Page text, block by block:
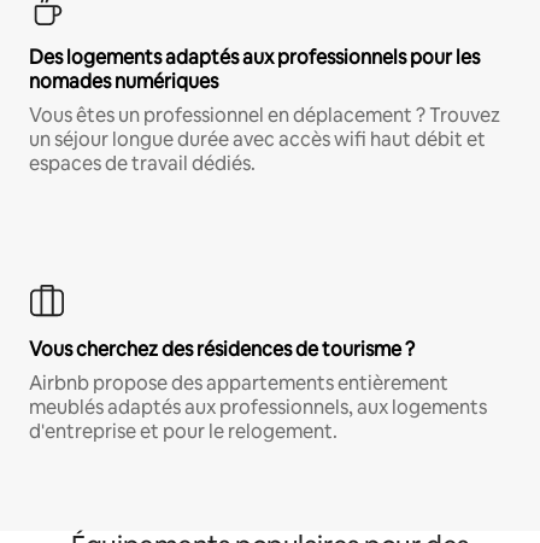
Des logements adaptés aux professionnels pour les
nomades numériques
Vous êtes un professionnel en déplacement ? Trouvez
un séjour longue durée avec accès wifi haut débit et
espaces de travail dédiés.
Vous cherchez des résidences de tourisme ?
Airbnb propose des appartements entièrement
meublés adaptés aux professionnels, aux logements
d'entreprise et pour le relogement.